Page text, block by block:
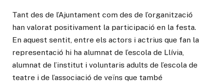
Tant des de l’Ajuntament com des de l’organització
han valorat positivament la participació en la festa.
En aquest sentit, entre els actors i actrius que fan la
representació hi ha alumnat de l’escola de Llívia,
alumnat de l’institut i voluntaris adults de l’escola de
teatre i de l’associació de veïns que també